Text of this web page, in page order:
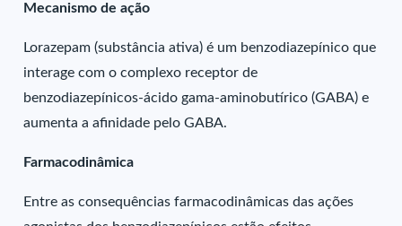
Mecanismo de ação
Lorazepam (substância ativa) é um benzodiazepínico que
interage com o complexo receptor de
benzodiazepínicos-ácido gama-aminobutírico (GABA) e
aumenta a afinidade pelo GABA.
Farmacodinâmica
Entre as consequências farmacodinâmicas das ações